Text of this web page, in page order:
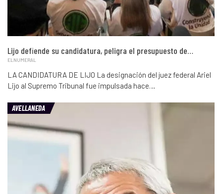
Lijo defiende su candidatura, peligra el presupuesto de…
ELNUMERAL
LA CANDIDATURA DE LIJO La designación del juez federal Ariel
Lijo al Supremo Tribunal fue impulsada hace…
AVELLANEDA